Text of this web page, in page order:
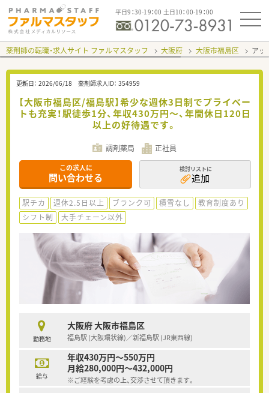
平日9：30-19：00 土日10：00-19：00
薬剤師の転職・求人サイト ファルマスタッフ 大阪府 大阪市福島区 ア
更新日： 2026/06/18 薬剤師求人ID： 354959
【大阪市福島区/福島駅】希少な週休3日制でプライベー
トも充実！駅徒歩1分、年収430万円～、年間休日120日
以上の好待遇です。
調剤薬局 正社員
この求人に
問い合わせる
検討リストに
追加
駅チカ 週休2.5日以上 ブランク可 積雪なし
教育制度あり
シフト制
大手チェーン以外
勤務地
大阪府 大阪市福島区
福島駅 (大阪環状線)／新福島駅 (JR東西線)
給与
年収430万円～550万円
月給280,000円～432,000円
※ご経験を考慮の上、交渉させて頂きます。